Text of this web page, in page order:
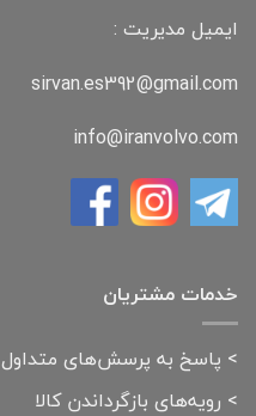
ایمیل مدیریت :
sirvan.es392@gmail.com
info@iranvolvo.com
خدمات مشتریان
> پاسخ به پرسش‌های متداول
> رویه‌های بازگرداندن کالا